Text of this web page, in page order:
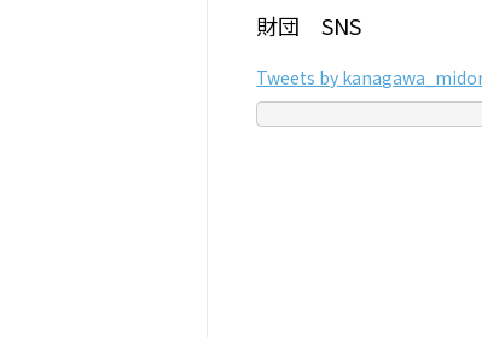
財団 SNS
Tweets by